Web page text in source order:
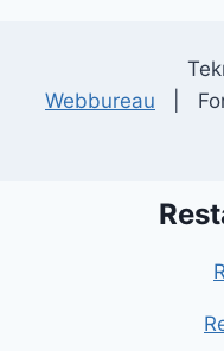
Webbureau |